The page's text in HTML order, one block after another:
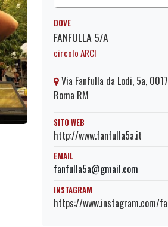
DOVE
FANFULLA 5/A
circolo ARCI
Via Fanfulla da Lodi, 5a,
Roma RM
SITO WEB
http://www.fanfulla5a.it
EMAIL
fanfulla5a@gmail.com
INSTAGRAM
https://www.instagram.com/